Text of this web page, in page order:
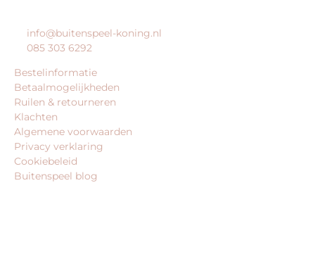
info@buitenspeel-koning.nl
085 303 6292
Bestelinformatie
Betaalmogelijkheden
Ruilen & retourneren
Klachten
Algemene voorwaarden
Privacy verklaring
Cookiebeleid
Buitenspeel blog